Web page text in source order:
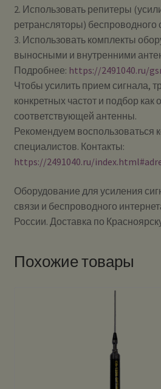
2. Использовать репитеры
ретрансляторы) беспроводного
3. Использовать комплекты
выносными и внутренними
Подробнее: https://2491040.ru/
Чтобы усилить прием сигнала,
конкретных частот и подбор как
соответствующей антенны.
Рекомендуем воспользоваться
специалистов. Контакты:
https://2491040.ru/
Оборудование для усиления
связи и беспроводного
России. Доставка по
Похожие товары